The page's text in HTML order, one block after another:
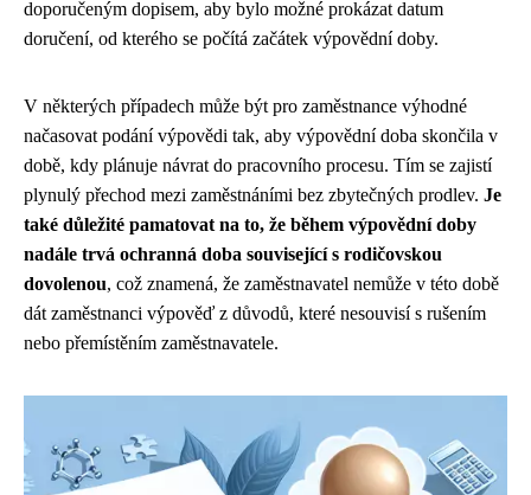
doporučeným dopisem, aby bylo možné prokázat datum
doručení, od kterého se počítá začátek výpovědní doby.
V některých případech může být pro zaměstnance výhodné
načasovat podání výpovědi tak, aby výpovědní doba skončila v
době, kdy plánuje návrat do pracovního procesu. Tím se zajistí
plynulý přechod mezi zaměstnáními bez zbytečných prodlev. Je
také důležité pamatovat na to, že během výpovědní doby
nadále trvá ochranná doba související s rodičovskou
dovolenou, což znamená, že zaměstnavatel nemůže v této době
dát zaměstnanci výpověď z důvodů, které nesouvisí s rušením
nebo přemístěním zaměstnavatele.